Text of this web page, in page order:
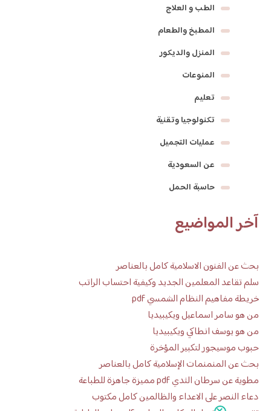
الطب و العلاج
المطبخ والطعام
المنزل والديكور
المنوعات
تعليم
تكنولوجيا وتقنية
عمليات التجميل
عن السعودية
حاسبة الحمل
آخر المواضيع
بحث عن الفنون الاسلامية كامل بالعناصر
سلم تقاعد المعلمين الجديد وكيفية احتساب الراتب
خريطة مفاهيم النظام الشمسي pdf
من هو سامر اسماعيل ويكيبيديا
من هو يوسف انطاكي ويكيبيديا
حبوب موسيجور لتكبير المؤخرة
بحث عن المنمنمات الإسلامية كامل بالعناصر
مطوية عن سرطان الثدي pdf مميزة جاهزة للطباعة
دعاء النصر على الاعداء والظالمين كامل مكتوب